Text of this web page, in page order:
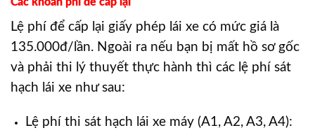
Lệ phí để cấp lại giấy phép lái xe có mức giá là
135.000đ/lần. Ngoài ra nếu bạn bị mất hồ sơ gốc
và phải thi lý thuyết thực hành thì các lệ phí sát
hạch lái xe như sau:
Lệ phí thi sát hạch lái xe máy (A1, A2, A3, A4):